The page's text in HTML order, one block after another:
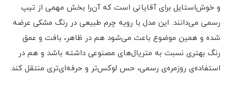
و خوش‌استایل برای آقایانی است که آن‌را بخش مهمی از تیپ
رسمی می‌دانند. این مدل با رویه چرم طبیعی در رنگ مشکی عرضه
شده و همین موضوع باعث می‌شود هم در ظاهر، بافت و عمق
رنگ بهتری نسبت به متریال‌های مصنوعی داشته باشد و هم در
استفاده‌ی روزمره‌ی رسمی، حس لوکس‌تر و حرفه‌ای‌تری منتقل کند.